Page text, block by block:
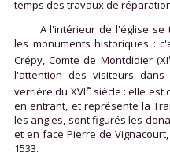
temps des travaux de
A l'intérieur de l'église se
les monuments historiques :
Crépy, Comte de Montdidier (XI
l'attention des visiteurs
verrière du XVIe siècle : elle est
en entrant, et représente la
les angles, sont figurés les
et en face Pierre de
1533.